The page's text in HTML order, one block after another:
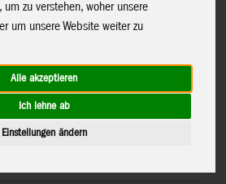
um zu verstehen, woher unsere
um unsere Website weiter zu
Alle akzeptieren
Ich lehne ab
Einstellungen ändern
Lisciani
>Woozle Goozle